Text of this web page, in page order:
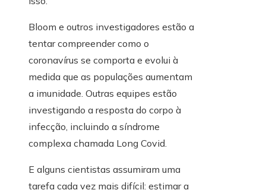
Bloom e outros investigadores estão a
tentar compreender como o
coronavírus se comporta e evolui à
medida que as populações aumentam
a imunidade. Outras equipes estão
investigando a resposta do corpo à
infecção, incluindo a síndrome
complexa chamada Long Covid.
E alguns cientistas assumiram uma
tarefa cada vez mais difícil: estimar a